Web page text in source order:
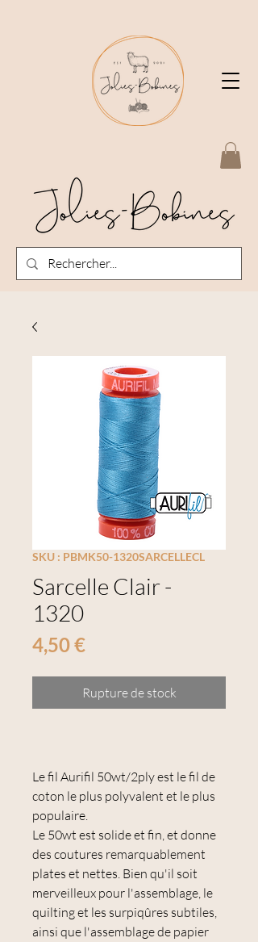
SKU : PBMK50-1320SARCELLECL
Sarcelle Clair -
1320
4,50 €Prix
Rupture de stock
Le fil Aurifil 50wt/2ply est le fil de
coton le plus polyvalent et le plus
populaire.
Le 50wt est solide et fin, et donne
des coutures remarquablement
plates et nettes. Bien qu'il soit
merveilleux pour l'assemblage, le
quilting et les surpiqûres subtiles,
ainsi que l'assemblage de papier